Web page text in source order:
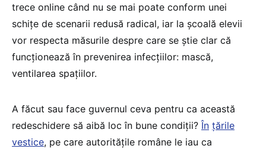
trece online când nu se mai poate conform unei
schițe de scenarii redusă radical, iar la școală elevii
vor respecta măsurile despre care se știe clar că
funcționează în prevenirea infecțiilor: mască,
ventilarea spațiilor.
A făcut sau face guvernul ceva pentru ca această
redeschidere să aibă loc în bune condiții? În țările
vestice, pe care autoritățile române le iau ca